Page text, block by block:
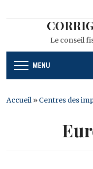
Le conseil
MENU
Accueil » Centres des